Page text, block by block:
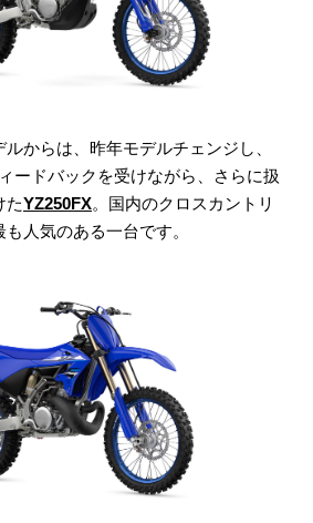
からは、昨年モデルチェンジし、
ードバックを受けながら、さらに扱
たYZ250FX。国内のクロスカントリ
人気のある一台です。